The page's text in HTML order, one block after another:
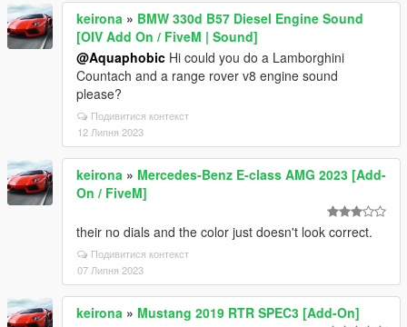
keirona » BMW 330d B57 Diesel Engine Sound
[OIV Add On / FiveM | Sound]
@Aquaphobic Hi could you do a Lamborghini
Countach and a range rover v8 engine sound
please?
Подивитися контекст
12 Липня 2023
keirona » Mercedes-Benz E-class AMG 2023 [Add-
On / FiveM]
their no dials and the color just doesn't look correct.
Подивитися контекст
07 Липня 2023
keirona » Mustang 2019 RTR SPEC3 [Add-On]